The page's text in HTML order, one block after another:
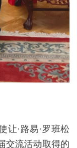
让·路易·罗班松
交流活动取得的